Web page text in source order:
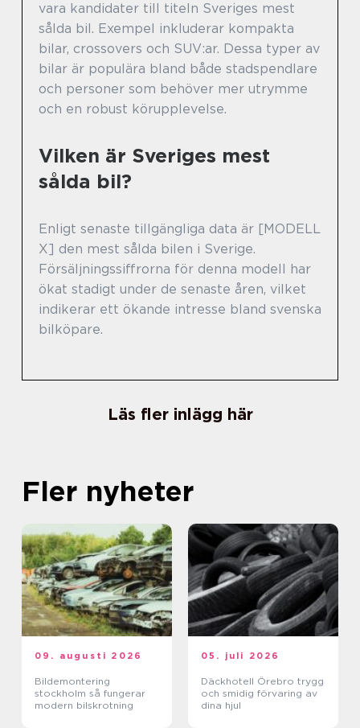
vara kandidater till titeln Sveriges mest
sålda bil. Exempel inkluderar kompakta
bilar, crossovers och SUV:ar. Dessa typer av
bilar är populära bland både stadspendlare
och personer som behöver mer utrymme
och en robust körupplevelse.
Vilken är Sveriges mest
sålda bil?
Enligt senaste tillgängliga data är [MODELL
X] den mest sålda bilen i Sverige.
Försäljningssiffrorna för denna modell har
ökat stadigt under de senaste åren, vilket
indikerar ett ökande intresse bland svenska
bilköpare.
Läs fler inlägg här
Fler nyheter
09. augusti 2026
Bildemontering
stockholm så fungerar
modern bilskrotning
05. juli 2026
Däckhotell Örebro trygg
och smidig förvaring av
dina hjul